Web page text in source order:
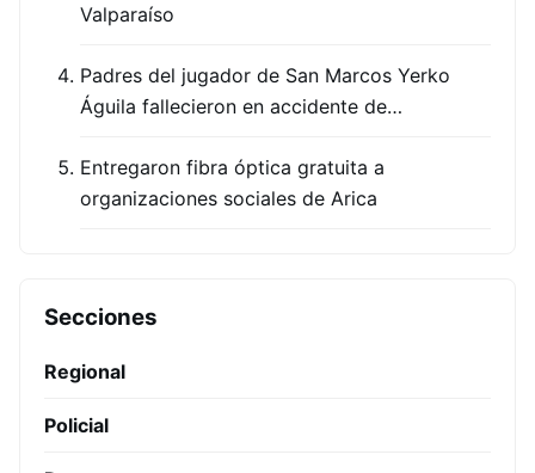
Valparaíso
Padres del jugador de San Marcos Yerko
Águila fallecieron en accidente de…
Entregaron fibra óptica gratuita a
organizaciones sociales de Arica
Secciones
Regional
Policial